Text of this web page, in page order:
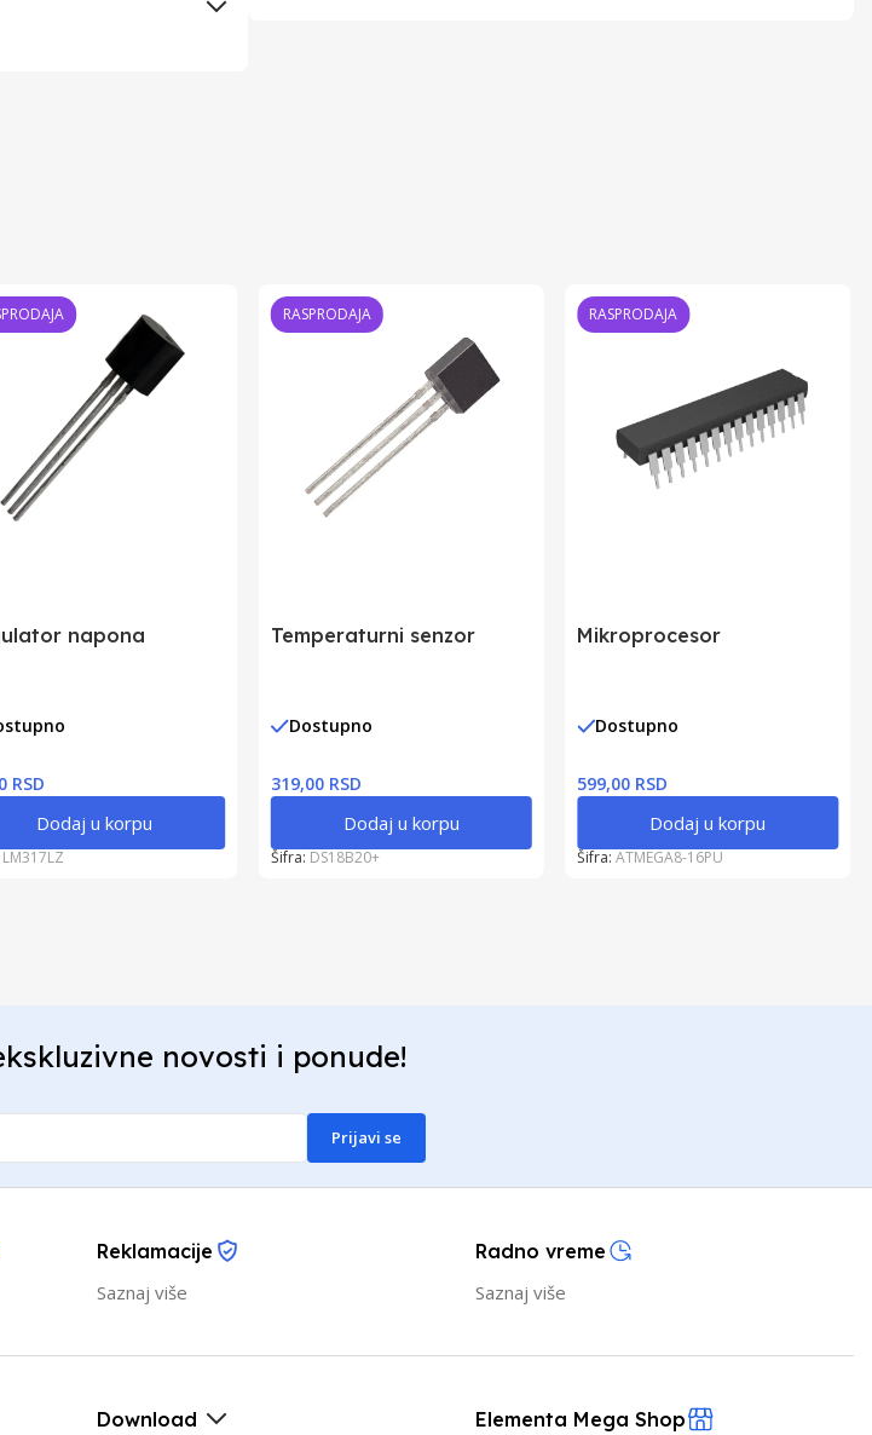
napona
RSD
Dodaj u korpu
LM317LZ
RASPRODAJA
Temperaturni senzor
Dostupno
319,00 RSD
Dodaj u korpu
Šifra: DS18B20+
RASPRODAJA
Mikroprocesor
Dostupno
599,00 RSD
Dodaj u korpu
Šifra:ATMEGA8-16PU
novosti i ponude!
Prijavi se
Reklamacije
Saznaj više
Radno vreme
Saznaj više
Download Elementa Mega Shop